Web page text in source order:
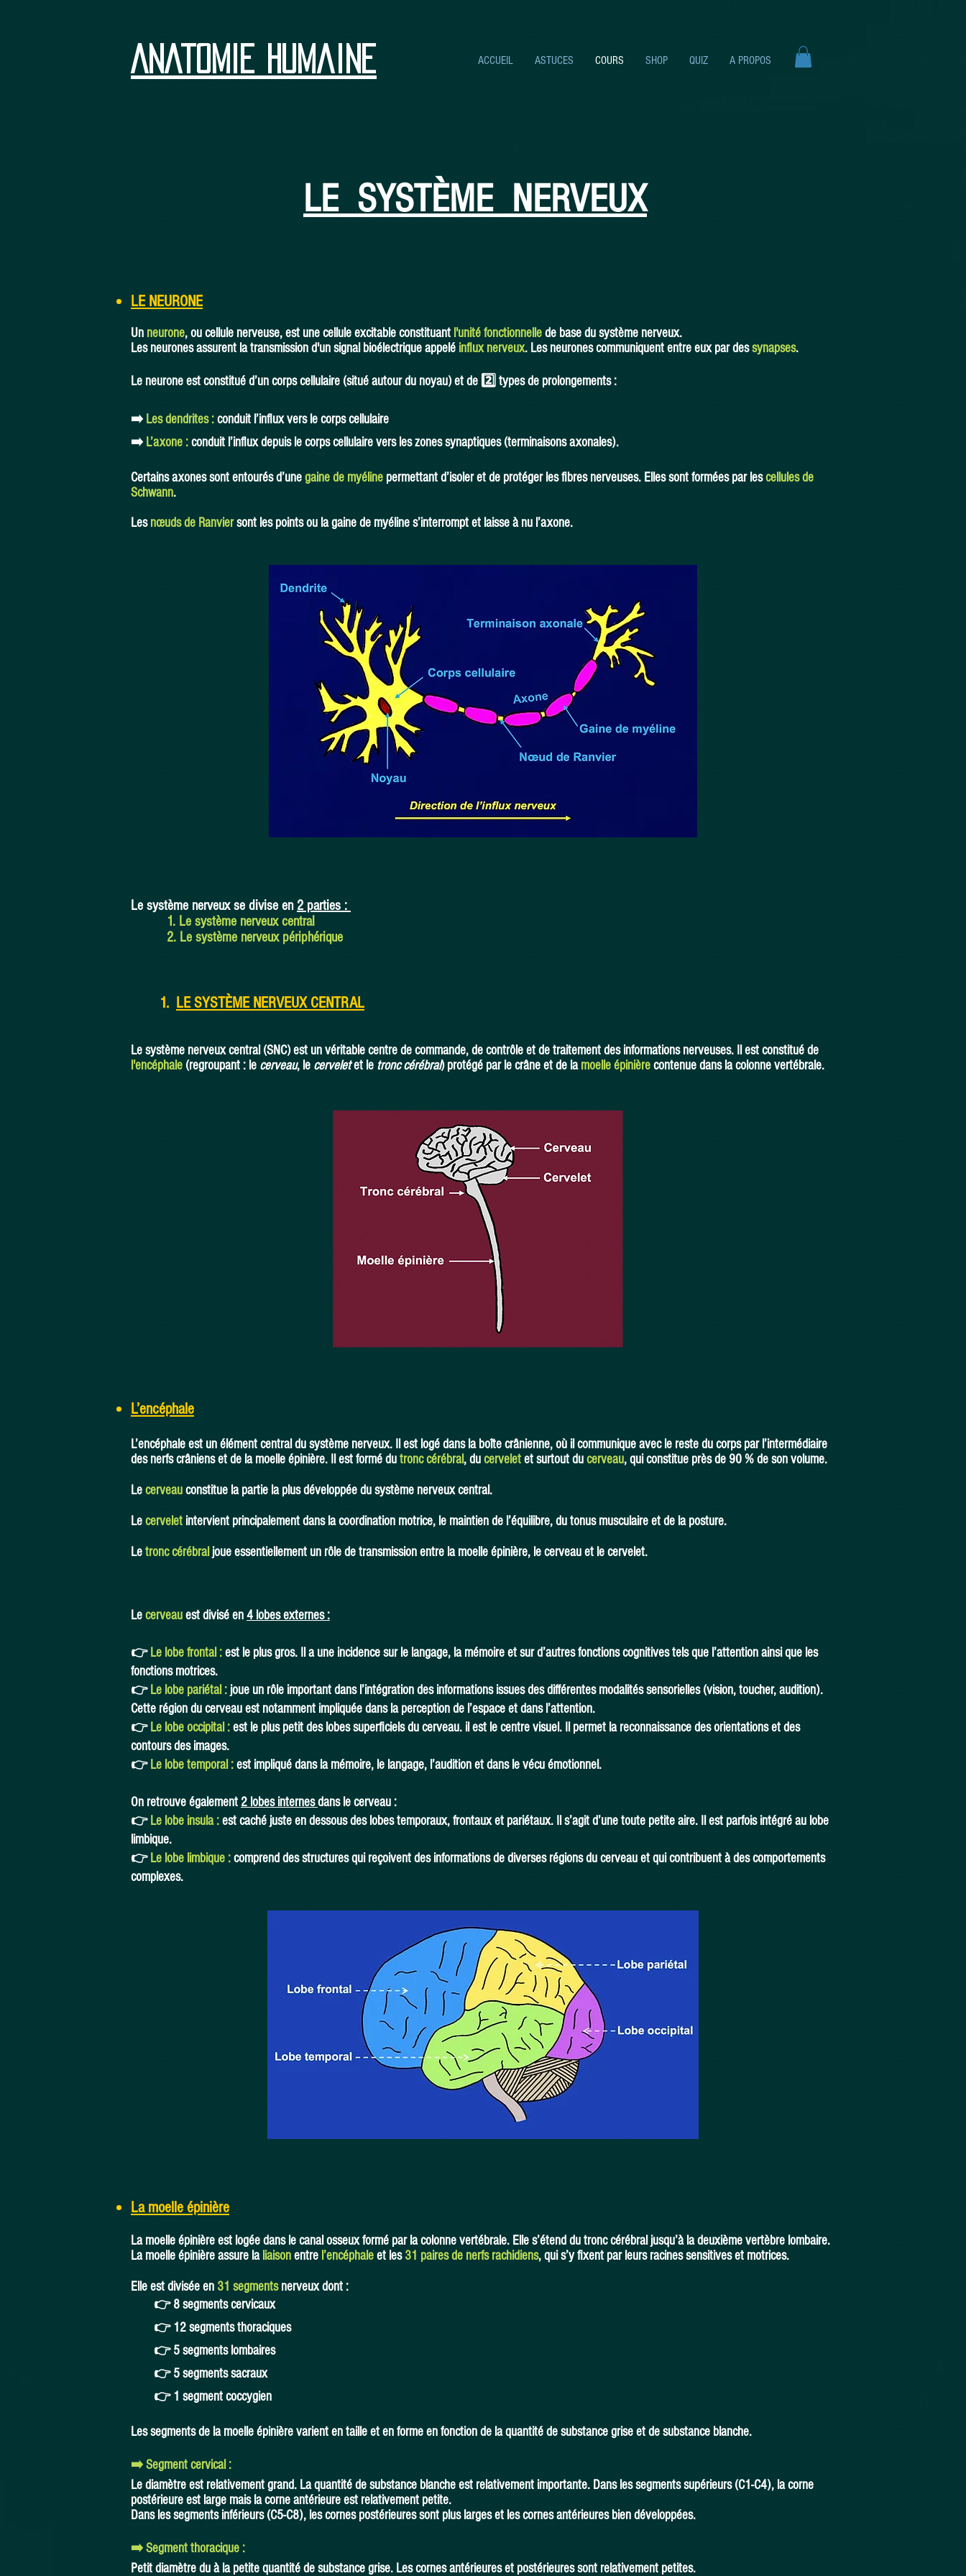
ACCUEIL ASTUCES COURS SHOP QUIZ A PROPOS
ANAtomie humaine
LE SYSTÈME NERVEUX
LE NEURONE
Un neurone, ou cellule nerveuse, est une cellule excitable constituant l'unité fonctionnellede base du système nerveux.
Les neurones assurent la transmission d'un signal bioélectrique appelé influx nerveux. Les neurones communiquent entre eux par dessynapses.
Le neurone est constitué d’un corps cellulaire (situé autour du noyau) et de 2️⃣ types de prolongements :
➡️Les dendrites :conduit l’influx vers le corps cellulaire
➡️L’axone :conduit l’influx depuis le corps cellulaire vers les zones synaptiques (terminaisons axonales).
Certains axones sont entourés d’unegaine de myéline permettant d’isoler et de protéger les fibres nerveuses. Elles sont formées par lescellules de
Schwann.
Lesnœuds de Ranviersont les points ou la gaine de myéline s’interrompt et laisse à nu l’axone.
Le système nerveux se divise en 2 parties :
1. Le système nerveux central
2. Le système nerveux périphérique
1. LE SYSTÈME NERVEUX CENTRAL
Le système nerveux central (SNC) est un véritable centre de commande, de contrôle et de traitement des informations nerveuses. Il est constitué de
l'encéphale (regroupant : le cerveau, le cerveletet le tronc cérébral) protégé par le crâne et de lamoelle épinièrecontenue dans la colonne vertébrale.
L’encéphale
L’encéphale est un élément central du système nerveux. Il est logé dans la boîte crânienne, où il communique avec le reste du corps par l’intermédiaire
des nerfs crâniens et de la moelle épinière. Il est formé dutronc cérébral, ducerveletet surtout ducerveau, qui constitue près de 90 % de son volume.
Lecerveauconstitue la partie la plus développée du système nerveux central.
Lecervelet intervient principalement dans la coordination motrice, le maintien de l’équilibre, du tonus musculaire et de la posture.
Letronc cérébral joue essentiellement un rôle de transmission entre la moelle épinière, le cerveau et le cervelet.
Lecerveauest divisé en4 lobes externes :
👉 Le lobe frontal :est le plus gros. Il a une incidence sur le langage, la mémoire et sur d’autres fonctions cognitives tels que l’attention ainsi que les
fonctions motrices.
👉 Le lobe pariétal : joue un rôle important dans l’intégration des informations issues des différentes modalités sensorielles (vision, toucher, audition).
Cette région du cerveau est notamment impliquée dans la perception de l’espace et dans l’attention.
👉Le lobe occipital :est le plus petit des lobes superficiels du cerveau. il est le centre visuel. Il permet la reconnaissance des orientations et des
contours des images.
👉 Le lobe temporal :est impliqué dans la mémoire, le langage, l’audition et dans le vécu émotionnel.
On retrouve également 2 lobes internesdans le cerveau :
👉Le lobe insula :est caché juste en dessous des lobes temporaux, frontaux et pariétaux. Il s’agit d’une toute petite aire. Il est parfois intégré au lobe
limbique.
👉 Le lobe limbique :comprend des structures qui reçoivent des informations de diverses régions du cerveau et qui contribuent à des comportements
complexes.
La moelle épinière
La moelle épinière est logée dans le canal osseux formé par la colonne vertébrale. Elle s’étend du tronc cérébral jusqu’à la deuxième vertèbre lombaire.
La moelle épinière assure la liaisonentre l’encéphaleet les31 paires de nerfs rachidiens, qui s’y fixent par leurs racines sensitives et motrices.
Elle est divisée en 31 segmentsnerveux dont :
👉 8 segments cervicaux
👉 12 segments thoraciques
👉 5 segments lombaires
👉 5 segments sacraux
👉 1 segment coccygien
Les segments de la moelle épinière varient en taille et en forme en fonction de la quantité de substance grise et de substance blanche.
➡️ Segment cervical :
Le diamètre est relativement grand. La quantité de substance blanche est relativement importante. Dans les segments supérieurs (C1-C4), la corne
postérieure est large mais la corne antérieure est relativement petite.
Dans les segments inférieurs (C5-C8), les cornes postérieures sont plus larges et les cornes antérieures bien développées.
➡️ Segment thoracique :
Petit diamètre du à la petite quantité de substance grise. Les cornes antérieures et postérieures sont relativement petites.